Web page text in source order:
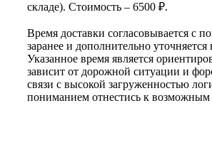
складе). Стоимость – 6500 ₽.
Время доставки согласовывается с
заранее и дополнительно уточняется
Указанное время является
зависит от дорожной ситуации и
связи с высокой загруженностью
пониманием отнестись к возможным